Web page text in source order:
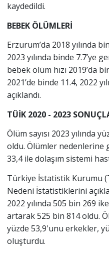
kaydedildi.
BEBEK ÖLÜMLERİ
Erzurum’da 2018 yılında
2023 yılında binde 7.7’ye
bebek ölüm hızı 2019’da
2021’de binde 11.4, 2022
açıklandı.
TÜİK 2020 - 2023
Ölüm sayısı 2023 yılında
oldu. Ölümler nedenlerine
33,4 ile dolaşım sistemi
Türkiye İstatistik Kurumu
Nedeni İstatistiklerini
2022 yılında 505 bin 269
artarak 525 bin 814 oldu.
yüzde 53,9'unu erkekler,
oluşturdu.